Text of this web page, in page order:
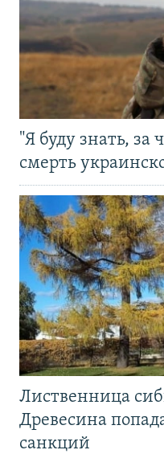
"Я буду знать, за
смерть
Лиственница
Древесина
санкций